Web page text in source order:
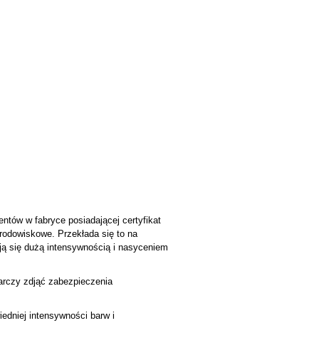
w fabryce posiadającej certyfikat
Przekłada się to na
się dużą intensywnością i nasyceniem
zdjąć zabezpieczenia
intensywności barw i